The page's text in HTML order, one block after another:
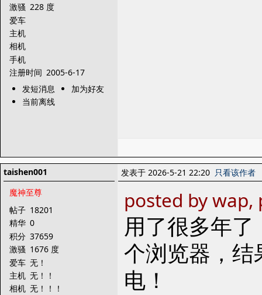
激骚 228 度
爱车
主机
相机
手机
注册时间 2005-6-17
发短消息
加为好友
当前离线
taishen001
魔神至尊
帖子 18201
精华 0
积分 37659
激骚 1676 度
爱车 无！
主机 无！！
相机 无！！！
发表于 2026-5-21 22:20 只看该作者
posted by
用了很多年
个浏览器，
电！